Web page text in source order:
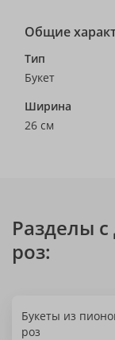
Общие
Тип
Букет
Ширина
26 см
Разделы
роз:
Букеты из
роз